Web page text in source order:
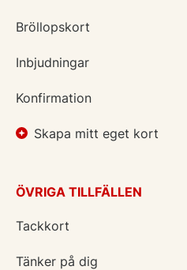
Bröllopskort
Inbjudningar
Konfirmation
Skapa mitt eget kort
ÖVRIGA TILLFÄLLEN
Tackkort
Tänker på dig